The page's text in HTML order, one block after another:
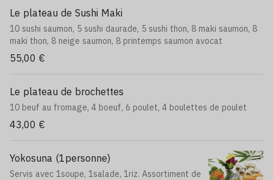
Le plateau de Sushi Maki
10 sushi saumon, 5 sushi daurade, 5 sushi thon, 8 maki saumon, 8
maki thon, 8 neige saumon, 8 printemps saumon avocat
55,00 €
Le plateau de brochettes
10 beuf au fromage, 4 boeuf, 6 poulet, 4 boulettes de poulet
43,00 €
Yokosuna (1personne)
Servis avec 1soupe, 1salade, 1riz. Assortiment de